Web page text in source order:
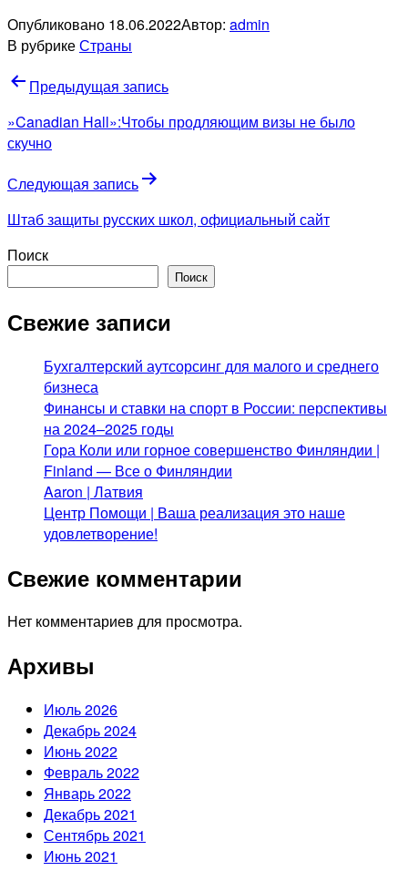
Опубликовано 18.06.2022Автор: admin
В рубрикеСтраны
Навигация
по
записям
Предыдущая запись
»Canadian Hall»:Чтобы продляющим визы не было
скучно
Следующая запись
Штаб защиты русских школ, официальный сайт
Поиск
Поиск
Свежие записи
Бухгалтерский аутсорсинг для малого и среднего
бизнеса
Финансы и ставки на спорт в России: перспективы
на 2024–2025 годы
Гора Коли или горное совершенство Финляндии |
Finland — Все о Финляндии
Aaron | Латвия
Центр Помощи | Ваша реализация это наше
удовлетворение!
Свежие комментарии
Нет комментариев для просмотра.
Архивы
Июль 2026
Декабрь 2024
Июнь 2022
Февраль 2022
Январь 2022
Декабрь 2021
Сентябрь 2021
Июнь 2021